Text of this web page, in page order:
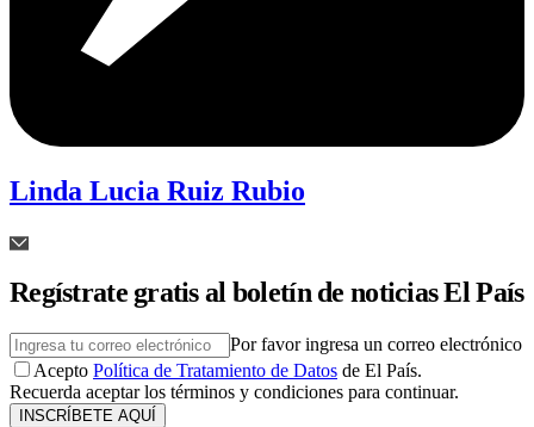
Linda Lucia Ruiz Rubio
Regístrate gratis al boletín de noticias El País
Por favor ingresa un correo electrónico
Acepto Política de Tratamiento de Datos de El País.
Recuerda aceptar los términos y condiciones para continuar.
INSCRÍBETE AQUÍ